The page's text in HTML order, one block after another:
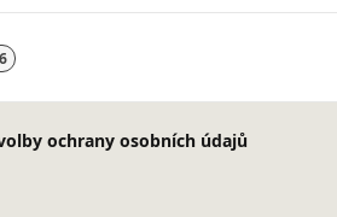
ochrany osobních údajů